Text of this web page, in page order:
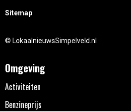
Sitemap
© LokaalnieuwsSimpelveld.nl
Omgeving
Activiteiten
Benzineprijs